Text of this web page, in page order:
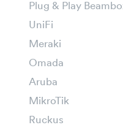
Plug & Play
UniFi
Meraki
Omada
Aruba
MikroTik
Ruckus